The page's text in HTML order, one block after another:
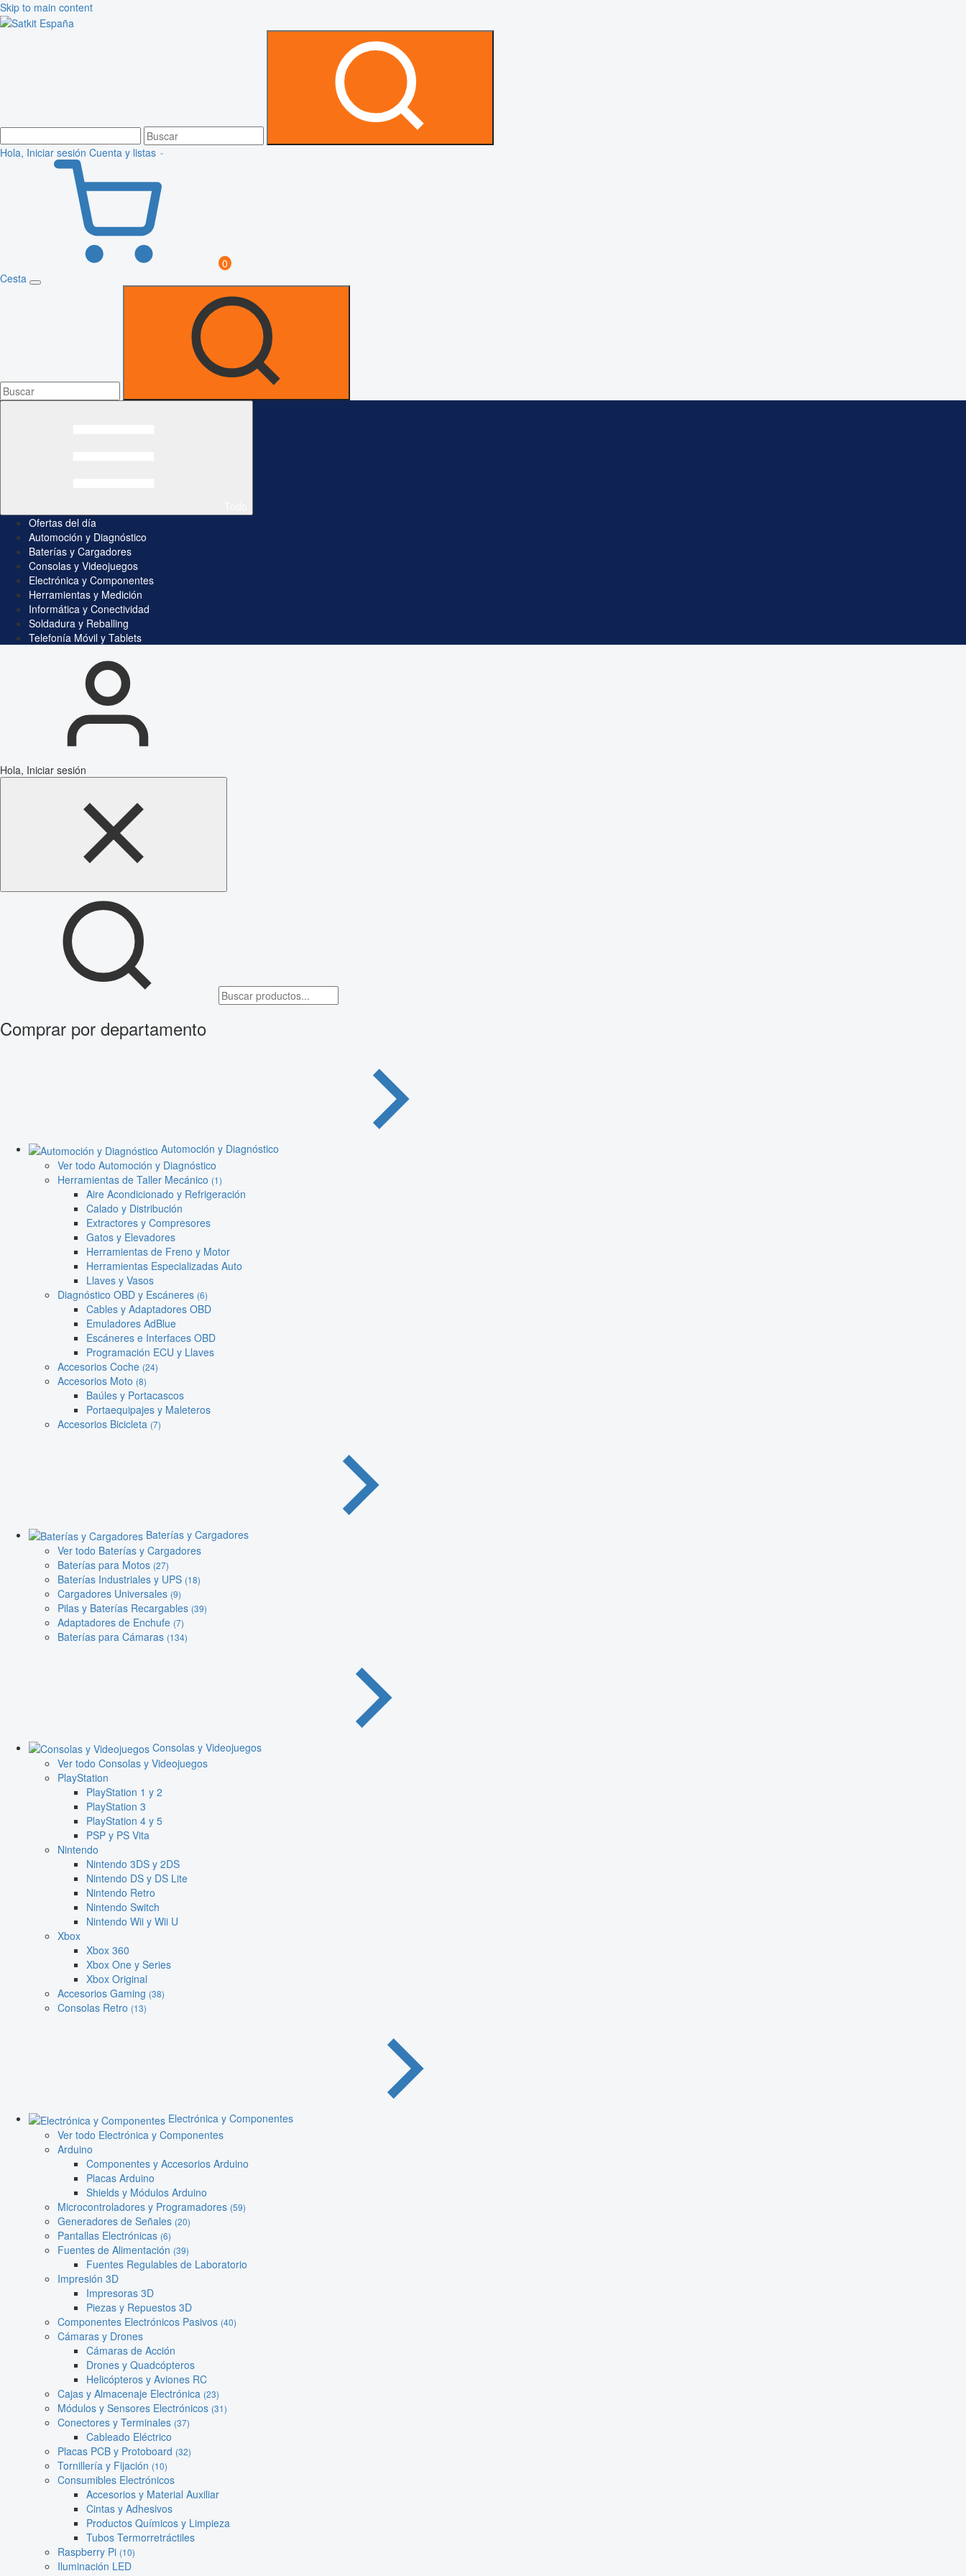
Skip to main content
Hola, Iniciar sesión Cuenta y listas
0
Cesta
Ofertas del día
Automoción y Diagnóstico
Baterías y Cargadores
Consolas y Videojuegos
Electrónica y Componentes
Herramientas y Medición
Informática y Conectividad
Soldadura y Reballing
Telefonía Móvil y Tablets
Hola, Iniciar sesión
Comprar por departamento
Automoción y Diagnóstico
Ver todo Automoción y Diagnóstico
Herramientas de Taller Mecánico (1)
Aire Acondicionado y Refrigeración
Calado y Distribución
Extractores y Compresores
Gatos y Elevadores
Herramientas de Freno y Motor
Herramientas Especializadas Auto
Llaves y Vasos
Diagnóstico OBD y Escáneres (6)
Cables y Adaptadores OBD
Emuladores AdBlue
Escáneres e Interfaces OBD
Programación ECU y Llaves
Accesorios Coche (24)
Accesorios Moto (8)
Baúles y Portacascos
Portaequipajes y Maleteros
Accesorios Bicicleta (7)
Baterías y Cargadores
Ver todo Baterías y Cargadores
Baterías para Motos (27)
Baterías Industriales y UPS (18)
Cargadores Universales (9)
Pilas y Baterías Recargables (39)
Adaptadores de Enchufe (7)
Baterías para Cámaras (134)
Consolas y Videojuegos
Ver todo Consolas y Videojuegos
PlayStation
PlayStation 1 y 2
PlayStation 3
PlayStation 4 y 5
PSP y PS Vita
Nintendo
Nintendo 3DS y 2DS
Nintendo DS y DS Lite
Nintendo Retro
Nintendo Switch
Nintendo Wii y Wii U
Xbox
Xbox 360
Xbox One y Series
Xbox Original
Accesorios Gaming (38)
Consolas Retro (13)
Electrónica y Componentes
Ver todo Electrónica y Componentes
Arduino
Componentes y Accesorios Arduino
Placas Arduino
Shields y Módulos Arduino
Microcontroladores y Programadores (59)
Generadores de Señales (20)
Pantallas Electrónicas (6)
Fuentes de Alimentación (39)
Fuentes Regulables de Laboratorio
Impresión 3D
Impresoras 3D
Piezas y Repuestos 3D
Componentes Electrónicos Pasivos (40)
Cámaras y Drones
Cámaras de Acción
Drones y Quadcópteros
Helicópteros y Aviones RC
Cajas y Almacenaje Electrónica (23)
Módulos y Sensores Electrónicos (31)
Conectores y Terminales (37)
Cableado Eléctrico
Placas PCB y Protoboard (32)
Tornillería y Fijación (10)
Consumibles Electrónicos
Accesorios y Material Auxiliar
Cintas y Adhesivos
Productos Químicos y Limpieza
Tubos Termorretráctiles
Raspberry Pi (10)
Iluminación LED